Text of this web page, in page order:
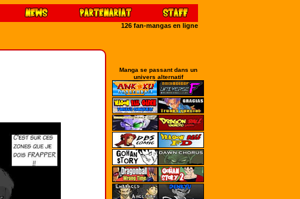
126 fan-mangas en ligne
Manga se passant dans un
univers alternatif